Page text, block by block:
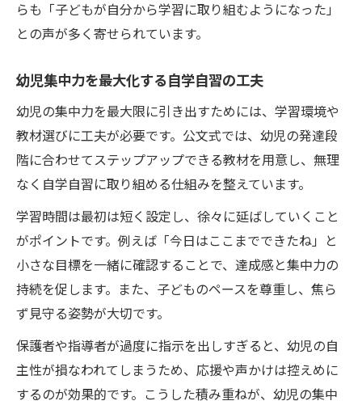
らも「子どもが自分から学習に取り組むようになった」
との声が多く寄せられています。
幼児集中力を最大化する自学自習の工夫
幼児の集中力を最大限に引き出すためには、学習環境や
教材選びに工夫が必要です。公文式では、幼児の発達段
階に合わせてステップアップできる教材を用意し、無理
なく自学自習に取り組める仕組みを整えています。
学習時間は最初は短く設定し、徐々に延ばしていくこと
がポイントです。例えば「今日はここまでできたね」と
小さな目標を一緒に確認することで、達成感と集中力の
持続を促します。また、子どものペースを尊重し、焦ら
ず見守る姿勢が大切です。
保護者や指導者が過度に指示を出しすぎると、幼児の自
主性が損なわれてしまうため、応援や声かけは控えめに
するのが効果的です。こうした積み重ねが、幼児の集中